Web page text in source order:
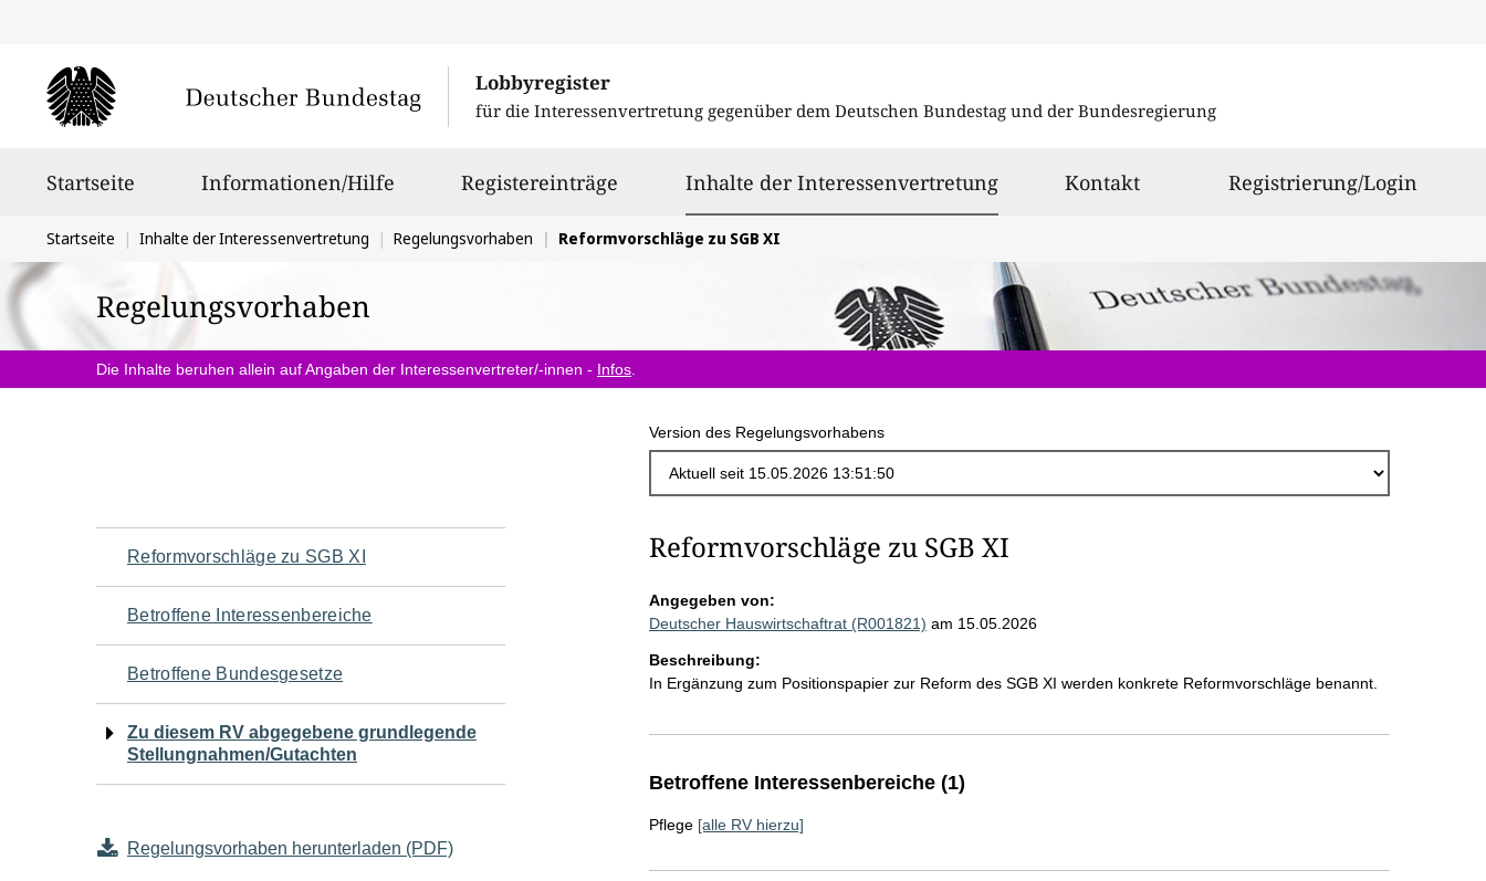
Lobbyregister
für die Interessenvertretung gegenüber dem Deutschen Bundestag und der Bundesregierung
Startseite Informationen/Hilfe Registereinträge Inhalte der Interessenvertretungausgewählt
Kontakt Registrierung/Login
Sie
befinden
sich
hier:
Startseite Inhalte der Interessenvertretung Regelungsvorhaben Reformvorschläge zu SGB XI
Regelungsvorhaben
Die Inhalte beruhen allein auf Angaben der Interessenvertreter/-innen - Infos
Version des Regelungsvorhabens
Navigation
für
den
Seiteninhalt
Reformvorschläge zu SGB XI
Betroffene Interessenbereiche
Betroffene Bundesgesetze
Zu diesem RV abgegebene grundlegende
Stellungnahmen/Gutachten
Regelungsvorhaben herunterladen (PDF)
Reformvorschläge zu SGB XI
Angegeben von:
Deutscher Hauswirtschaftrat (R001821) am 15.05.2026
Beschreibung:
In Ergänzung zum Positionspapier zur Reform des SGB XI werden konkrete Reformvorschläge benannt.
Betroffene Interessenbereiche (1)
Pflege [alle RV hierzu]